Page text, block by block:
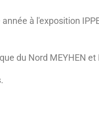
à l'exposition
du Nord MEYHEN et